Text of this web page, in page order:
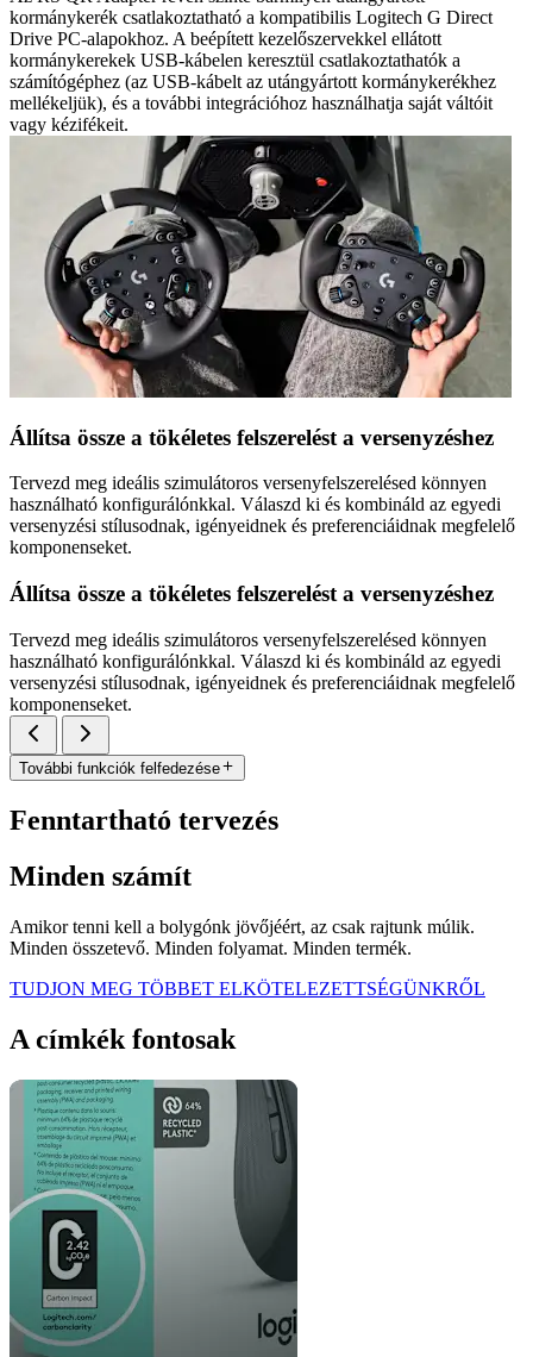
kormánykerék csatlakoztatható a kompatibilis Logitech G Direct
Drive PC-alapokhoz. A beépített kezelőszervekkel ellátott
kormánykerekek USB-kábelen keresztül csatlakoztathatók a
számítógéphez (az USB-kábelt az utángyártott kormánykerékhez
mellékeljük), és a további integrációhoz használhatja saját váltóit
vagy kézifékeit.
Állítsa össze a tökéletes felszerelést a versenyzéshez
Tervezd meg ideális szimulátoros versenyfelszerelésed könnyen
használható konfigurálónkkal. Válaszd ki és kombináld az egyedi
versenyzési stílusodnak, igényeidnek és preferenciáidnak megfelelő
komponenseket.
Állítsa össze a tökéletes felszerelést a versenyzéshez
Tervezd meg ideális szimulátoros versenyfelszerelésed könnyen
használható konfigurálónkkal. Válaszd ki és kombináld az egyedi
versenyzési stílusodnak, igényeidnek és preferenciáidnak megfelelő
komponenseket.
További funkciók felfedezése
Fenntartható tervezés
Minden számít
Amikor tenni kell a bolygónk jövőjéért, az csak rajtunk múlik.
Minden összetevő. Minden folyamat. Minden termék.
TUDJON MEG TÖBBET ELKÖTELEZETTSÉGÜNKRŐL
A címkék fontosak